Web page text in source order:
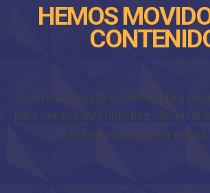
HEMOS
Hemos movido el contenido a un
para ver el contenido haz clic en el
y te llevará a nuestra nueva